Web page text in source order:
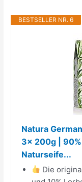
BESTSELLER NR. 6
Natura
3x 200g | 90%
Naturseife...
Die